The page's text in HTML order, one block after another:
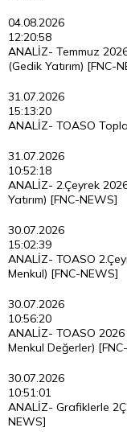
04.08.2026
12:20:58
ANALİZ- Temmuz
(Gedik Yatırım) [FNC-
31.07.2026
15:13:20
ANALİZ- TOASO
31.07.2026
10:52:18
ANALİZ- 2.Çeyrek
Yatırım) [FNC-NEWS]
30.07.2026
15:02:39
ANALİZ- TOASO
Menkul) [FNC-NEWS]
30.07.2026
10:56:20
ANALİZ- TOASO
Menkul Değerler)
30.07.2026
10:51:01
ANALİZ- Grafiklerle
NEWS]